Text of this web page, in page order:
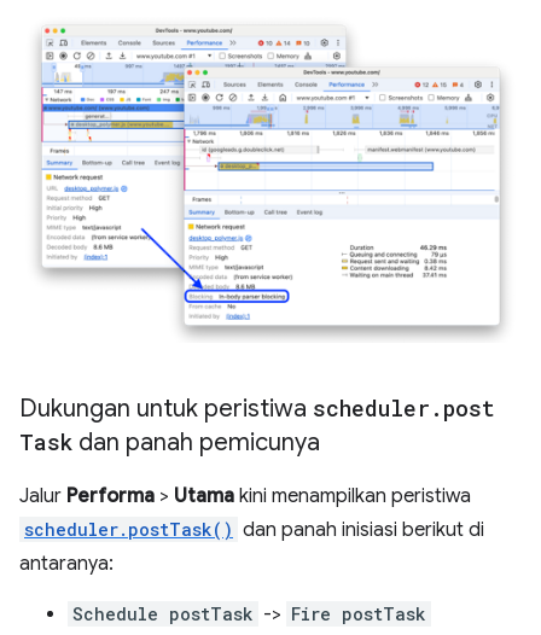
Dukungan untuk peristiwa scheduler . post
Task dan panah pemicunya
Jalur Performa > Utama kini menampilkan peristiwa
scheduler.postTask() dan panah inisiasi berikut di
antaranya:
Schedule postTask -> Fire postTask